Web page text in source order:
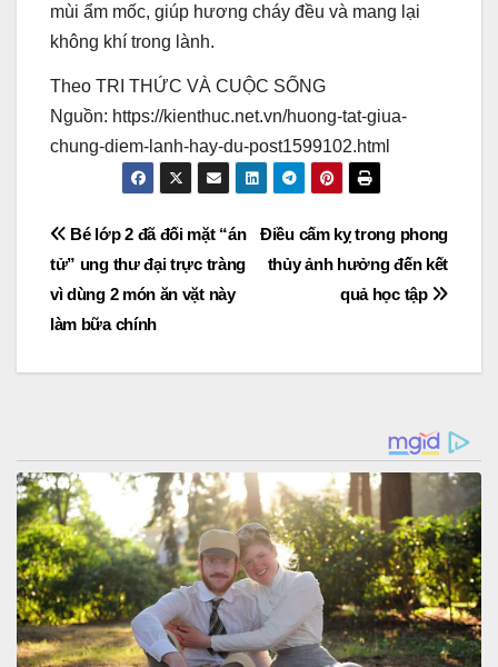
mùi ẩm mốc, giúp hương cháy đều và mang lại
không khí trong lành.
Theo TRI THỨC VÀ CUỘC SỐNG
Nguồn: https://kienthuc.net.vn/huong-tat-giua-
chung-diem-lanh-hay-du-post1599102.html
Post
navigation
Điều cấm kỵ trong phong
thủy ảnh hưởng đến kết
quả học tập
Bé lớp 2 đã đối mặt “án
tử” ung thư đại trực tràng
vì dùng 2 món ăn vặt này
làm bữa chính